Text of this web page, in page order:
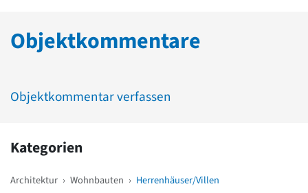
Objektkommentare
Objektkommentar verfassen
Kategorien
Architektur › Wohnbauten › Herrenhäuser/Villen